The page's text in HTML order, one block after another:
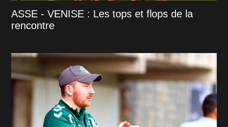
ASSE - VENISE : Les tops et flops de la
rencontre